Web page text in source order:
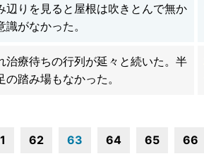
辺りを見ると屋根は吹きとんで無か
がなかった。
治療待ちの行列が延々と続いた。半
踏み場もなかった。
62 63 64 65 66